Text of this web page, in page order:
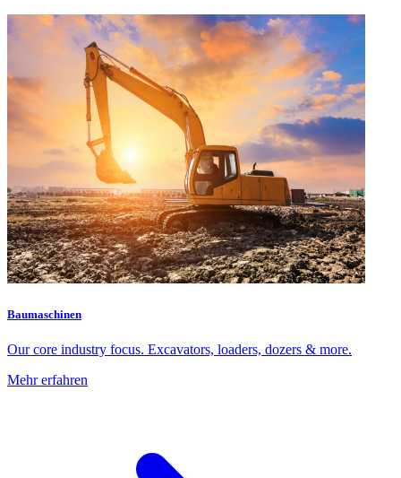
Baumaschinen
Our core industry focus. Excavators, loaders, dozers & more.
Mehr erfahren